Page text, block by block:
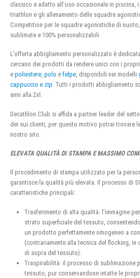
classico e adatto all’uso occasionale in piscina,
triathlon e gli allenamento delle squadre
Competition per le squadre agonistiche di
sublimate e 100% personalizzabili
L’offerta abbigliamento personalizzato è
cercano dei prodotti da rendere unici con i
e poliestere, polo e felpe, disponibili nei modelli
cappuccio e zip. Tutti i prodotti abbigliamento
anni alla 2xl.
Decathlon Club si affida a partner leader del
dei sui clienti, per questo motivo potrai trovare
nostro sito.
ELEVATA QUALITÀ DI STAMPA E MASSIMO
Il procedimento di stampa utilizzato per la
garantisce la qualità più elevata. Il processo di
caratteristiche principali:
Trasferimento di alta qualità: l’immagine
strato superficiale del tessuto,
un prodotto perfettamente omogeneo a
(contrariamente alla tecnica del flocking, in
di sopra del tessuto).
Traspirabilità: il processo di sublimazione
tessuto, pur conservandone intatte le